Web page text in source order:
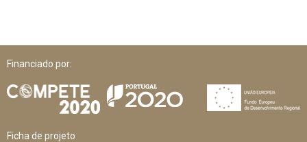
Financiado por:
Ficha de projeto